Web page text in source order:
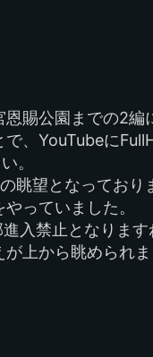
賜公園までの2編
、YouTubeに
。
眺望となっており
っていました。
入禁止となります
上から眺められま